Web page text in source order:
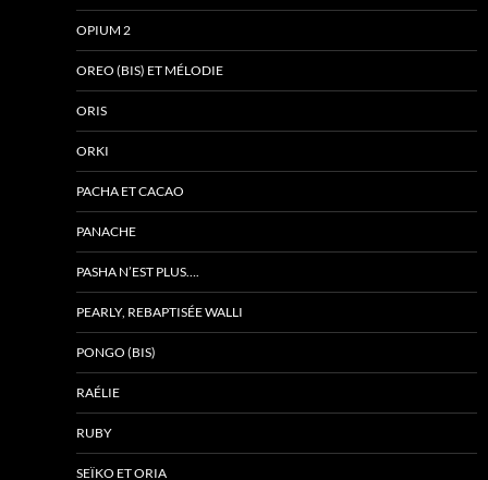
OPIUM 2
OREO (BIS) ET MÉLODIE
ORIS
ORKI
PACHA ET CACAO
PANACHE
PASHA N’EST PLUS….
PEARLY, REBAPTISÉE WALLI
PONGO (BIS)
RAÉLIE
RUBY
SEÏKO ET ORIA